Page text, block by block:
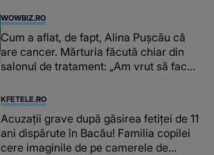
WOWBIZ.RO
Cum a aflat, de fapt, Alina Pușcău că
are cancer. Mărturia făcută chiar din
salonul de tratament: „Am vrut să fac
înțepe sânul”
KFETELE.RO
Acuzații grave după găsirea fetiței de 11
ani dispărute în Bacău! Familia copilei
cere imaginile de pe camerele de